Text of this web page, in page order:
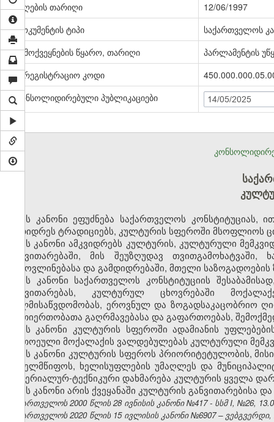
მიღების თარიღი
12/06/1997
დოკუმენტის ტიპი
საქართველოს
გამოქვეყნების წყარო, თარიღი
პარლამენტის
სარეგისტრაციო კოდი
კონსოლიდირებული პუბლიკაციები
14/05/2025
ეს კანონი ეფუძნება საქართველოს
უმდიდრეს ტრადიციებს, კულტურის სფეროში მსოფლიოს
ეს კანონი ამკვიდრებს კულტურის, კულტურული
განვითარებაში, მის შეუზღუდავ
გამოვლინებასა და გამდიდრებაში, მთელი
ეს კანონი საქართველოს კონსტიტუციის
განვითარებას, კულტურულ ცხოვრებაში
ხელმისაწვდომობას, ეროვნულ და ზოგადსაკაცობრიო
ურთიერთობათა გაღრმავებასა და გაფართოებას,
ეს კანონი კულტურის სფეროში ადამიანის
თითოეული მოქალაქის ვალდებულებას კულტურული
ეს კანონი კულტურის სფეროს პრიორიტეტულობის,
სახელმწიფოს, ხელისუფლების უმაღლეს და
მატერიალურ-ტექნიკური დახმარება კულტურის ყველა
ეს კანონი არის ქვეყანაში კულტურის განვითარებისა
საქართველოს 2000 წლის 28 ივნისის კანონი №417 - სსმ I, №26,
საქართველოს 2020 წლის 15 ივლისის კანონი №6907 – ვებგვერდი,